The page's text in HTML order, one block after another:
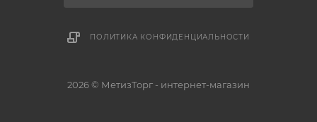
ПОЛИТИКА КОНФИДЕНЦИАЛЬНОСТИ
2026 © МетизТорг - интернет-магазин